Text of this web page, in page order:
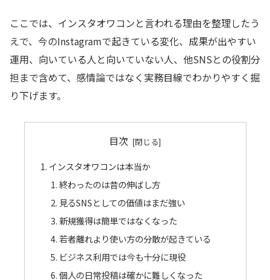
ここでは、インスタオワコンと言われる理由を整理したう
えで、今のInstagramで起きている変化、成果が出やすい
運用、向いている人と向いていない人、他SNSとの役割分
担まで含めて、感情論ではなく実務目線でわかりやすく掘
り下げます。
目次
インスタオワコンは本当か
終わったのは昔の伸ばし方
見るSNSとしての価値はまだ強い
新規獲得は簡単ではなくなった
若者離れより使い方の分散が起きている
ビジネス利用では今も十分に現役
個人の日常投稿は確かに難しくなった